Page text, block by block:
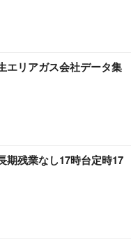
エリアガス会社データ集
期残業なし17時台定時17